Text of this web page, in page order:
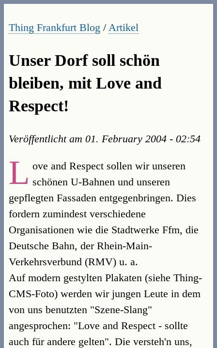
Thing Frankfurt Blog / Artikel
Unser Dorf soll schön
bleiben, mit Love and
Respect!
Veröffentlicht am 01. February 2004 - 02:54
L ove and Respect sollen wir unseren
schönen U-Bahnen und unseren
gepflegten Fassaden entgegenbringen. Dies
fordern zumindest verschiedene
Organisationen wie die Stadtwerke Ffm, die
Deutsche Bahn, der Rhein-Main-
Verkehrsverbund (RMV) u. a.
Auf modern gestylten Plakaten (siehe Thing-
CMS-Foto) werden wir jungen Leute in dem
von uns benutzten "Szene-Slang"
angesprochen: "Love and Respect - sollte
auch für andere gelten". Die versteh'n uns,